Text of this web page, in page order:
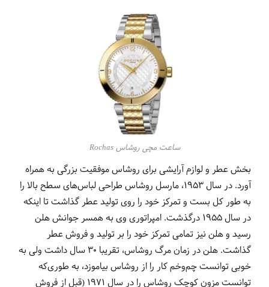
ساعت مچی روشاس Rochas
بخش عطر و لوازم آرایشی برای روشاس موفقیت بزرگی به همراه
آورد. در سال 1953، مارسل روشاس طراحی لباس‌های سطح بالا را
به طور کل بست و تمرکز خود را روی تولید عطر گذاشت تا اینکه
در سال 1955 درگذشت. امپراتوری وی به همسر جوانش هلن
رسید و هلن نیز تمامی تمرکز خود را بر تولید و فروش عطر
گذاشت. هلن در زمان مرگ روشاس، تقریبا 30 سال داشت ولی به
خوبی توانست چم‌وخم کار را از روشاس بیاموزد، به طوری‌که
توانست مزون کوچک روشاس را در سال 1971 (قبل از فروش